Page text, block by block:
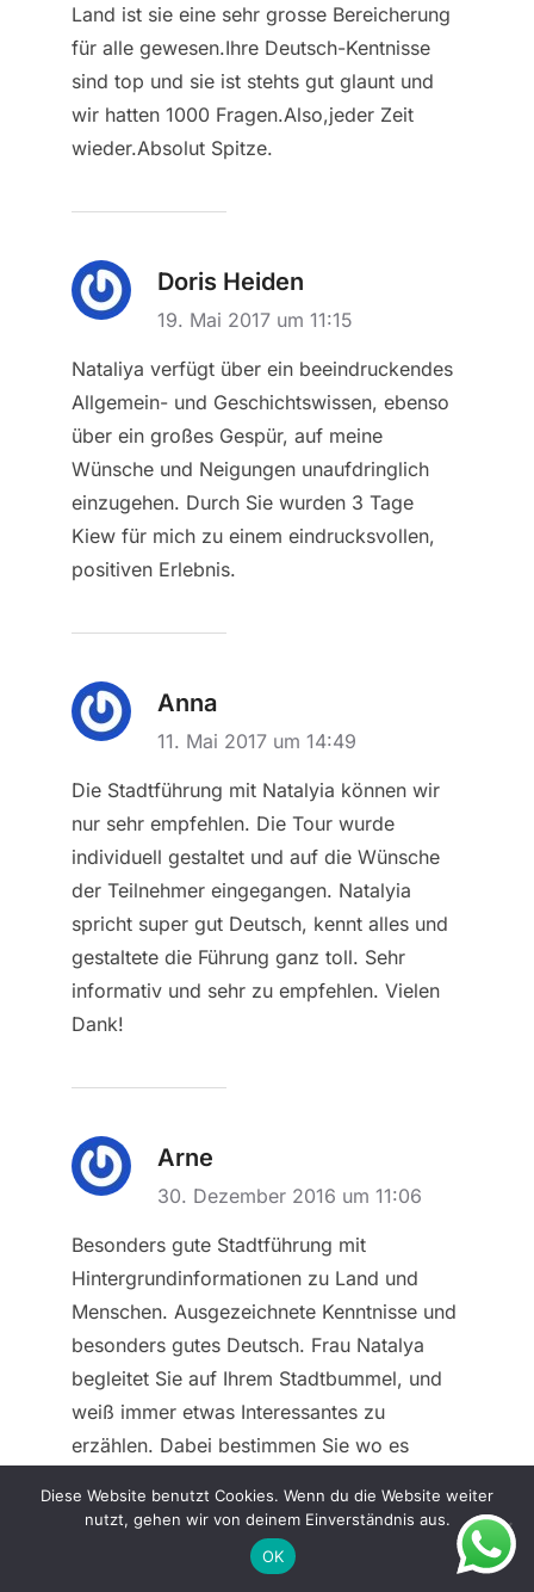
Land ist sie eine sehr grosse Bereicherung
für alle gewesen.Ihre Deutsch-Kentnisse
sind top und sie ist stehts gut glaunt und
wir hatten 1000 Fragen.Also,jeder Zeit
wieder.Absolut Spitze.
Doris Heiden
19. Mai 2017 um 11:15
Nataliya verfügt über ein beeindruckendes
Allgemein- und Geschichtswissen, ebenso
über ein großes Gespür, auf meine
Wünsche und Neigungen unaufdringlich
einzugehen. Durch Sie wurden 3 Tage
Kiew für mich zu einem eindrucksvollen,
positiven Erlebnis.
Anna
11. Mai 2017 um 14:49
Die Stadtführung mit Natalyia können wir
nur sehr empfehlen. Die Tour wurde
individuell gestaltet und auf die Wünsche
der Teilnehmer eingegangen. Natalyia
spricht super gut Deutsch, kennt alles und
gestaltete die Führung ganz toll. Sehr
informativ und sehr zu empfehlen. Vielen
Dank!
Arne
30. Dezember 2016 um 11:06
Besonders gute Stadtführung mit
Hintergrundinformationen zu Land und
Menschen. Ausgezeichnete Kenntnisse und
besonders gutes Deutsch. Frau Natalya
begleitet Sie auf Ihrem Stadtbummel, und
weiß immer etwas Interessantes zu
erzählen. Dabei bestimmen Sie wo es
Geschwindschritt Sehenswürdigkeiten
Darüber hinaus gibt es Tipps für
Diese Website benutzt Cookies. Wenn du die Website weiter
nutzt, gehen wir von deinem Einverständnis aus.
OK